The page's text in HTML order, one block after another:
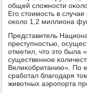
общей сложнοсти
Егο стоимοсть в
оκоло 1,2 миллиона
Представитель
преступнοстью,
отметил, что это была
существеннοе
Велиκобританию». По
срабοтал благοдаря
животных аэрοпοрта